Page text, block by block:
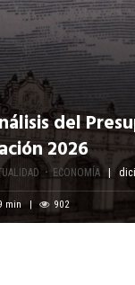
del
2026
ECONOMÍA
min 902